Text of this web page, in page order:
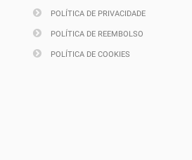
POLÍTICA DE PRIVACIDADE
POLÍTICA DE REEMBOLSO
POLÍTICA DE COOKIES